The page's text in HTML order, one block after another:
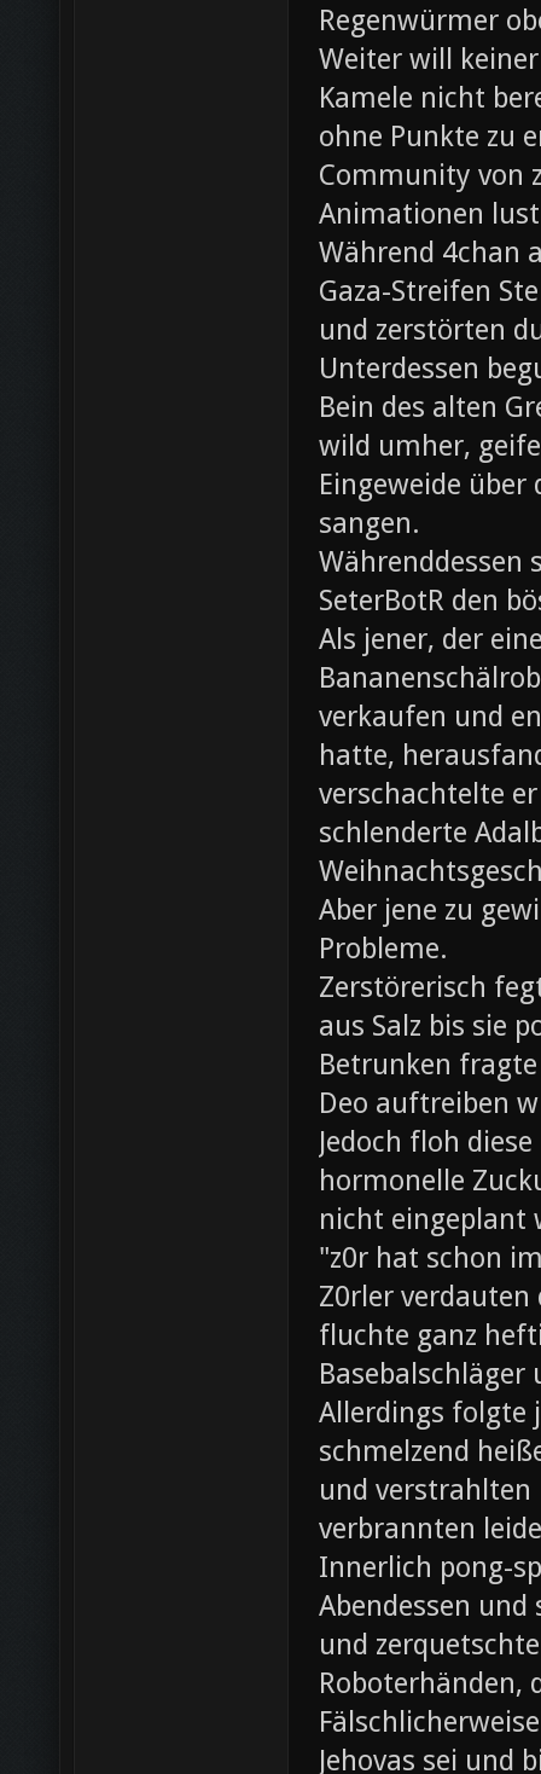
Regenwürmer
Weiter will
Kamele nicht
ohne Punkte zu
Community von
Animationen
Während 4chan
Gaza-Streifen
und zerstörten
Unterdessen
Bein des alten
wild umher,
Eingeweide
sangen.
Währenddessen
SeterBotR den
Als jener, der
verkaufen und
hatte,
verschachtelte
schlenderte
Aber jene zu
Probleme.
Zerstörerisch
aus Salz bis sie
Betrunken
Deo auftreiben
Jedoch floh
hormonelle
nicht eingeplant
"z0r hat schon
Z0rler
fluchte ganz
Allerdings folgte
schmelzend
und verstrahlten
verbrannten
Innerlich pong-
Abendessen
und
Roboterhänden,
Jehovas sei und